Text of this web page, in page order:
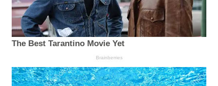
The Best Tarantino Movie Yet
Brainberries